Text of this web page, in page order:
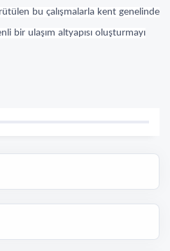
bu çalışmalarla kent genelinde
bir ulaşım altyapısı oluşturmayı